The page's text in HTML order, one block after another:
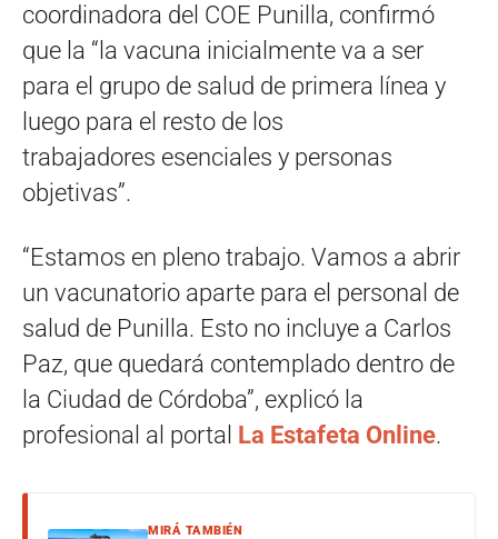
coordinadora del COE Punilla, confirmó
que la “la vacuna inicialmente va a ser
para el grupo de salud de primera línea y
luego para el resto de los
trabajadores esenciales y personas
objetivas”.
“Estamos en pleno trabajo. Vamos a abrir
un vacunatorio aparte para el personal de
salud de Punilla. Esto no incluye a Carlos
Paz, que quedará contemplado dentro de
la Ciudad de Córdoba”, explicó la
profesional al portal La Estafeta Online.
MIRÁ TAMBIÉN